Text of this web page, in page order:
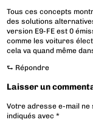
Tous ces concepts
des solutions
version E9-FE est 0
comme les voitures
cela va quand même
⮑ Répondre
Laisser un
Votre adresse e-mail ne
indiqués avec*